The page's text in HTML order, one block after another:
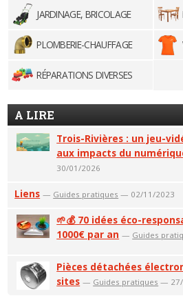
JARDINAGE, BRICOLAGE
PLOMBERIE-CHAUFFAGE
RÉPARATIONS DIVERSES
A LIRE
Trois-Rivières : un jeu-
aux impacts du
30/01/2026
Liens — Guides pratiques — 02/11/2023
🌱💰 70 idées éco-
1000€ par an — Guides
Pièces détachées
sites — Guides pratiques — 27/